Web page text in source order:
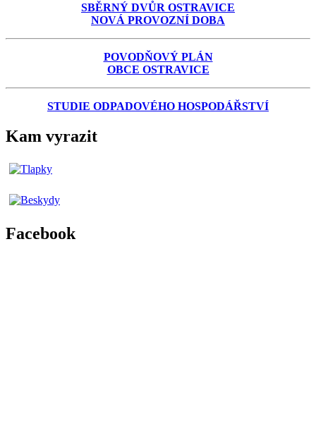
SBĚRNÝ DVŮR OSTRAVICE
NOVÁ PROVOZNÍ DOBA
POVODŇOVÝ PLÁN
OBCE OSTRAVICE
STUDIE ODPADOVÉHO HOSPODÁŘSTVÍ
Kam vyrazit
Facebook